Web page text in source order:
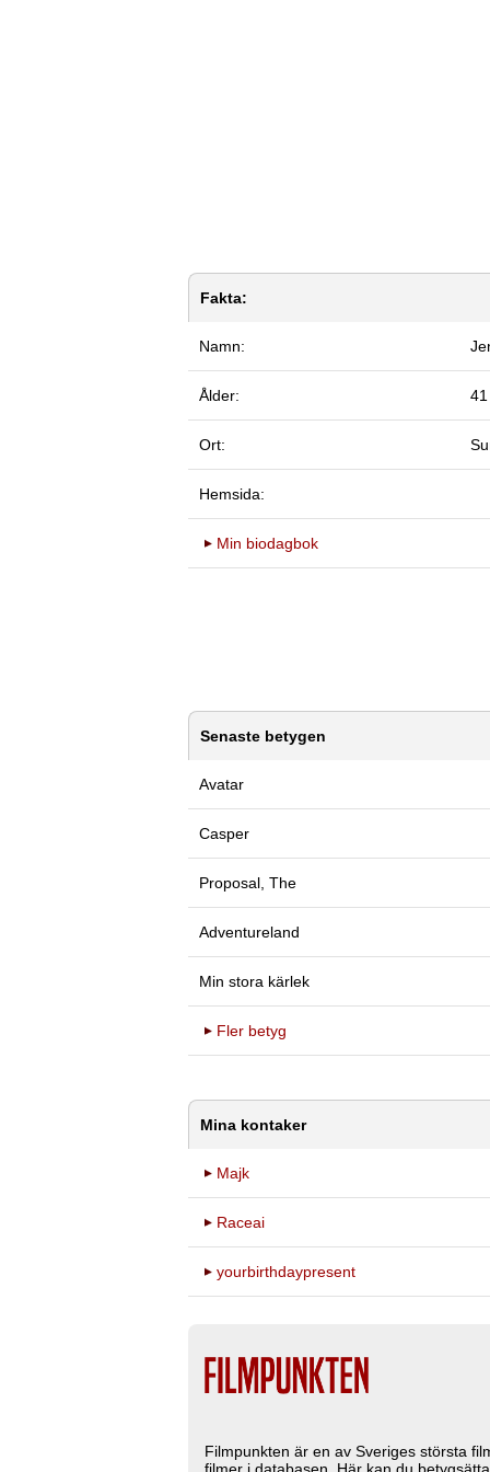
Fakta:
Namn:
Ålder: 41
Ort:
Hemsida:
Min biodagbok
Senaste betygen
Avatar
Casper
Proposal, The
Adventureland
Min stora kärlek
Fler betyg
Mina kontaker
Majk
Raceai
yourbirthdaypresent
Filmpunkten är en av Sveriges största